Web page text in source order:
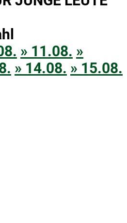
» 11.08. »
» 14.08. » 15.08.